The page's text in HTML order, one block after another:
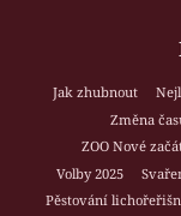
Jak zhubnout
Změna
ZOO Nové
Volby 2025
Pěstování